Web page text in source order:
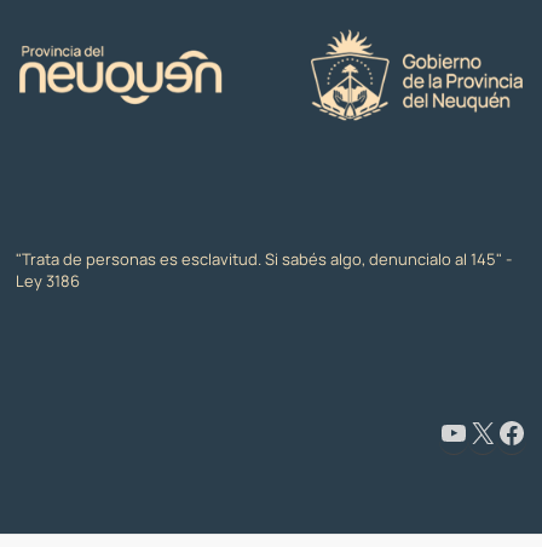
"Trata de personas es esclavitud. Si sabés algo, denuncialo al 145" -
Ley 3186